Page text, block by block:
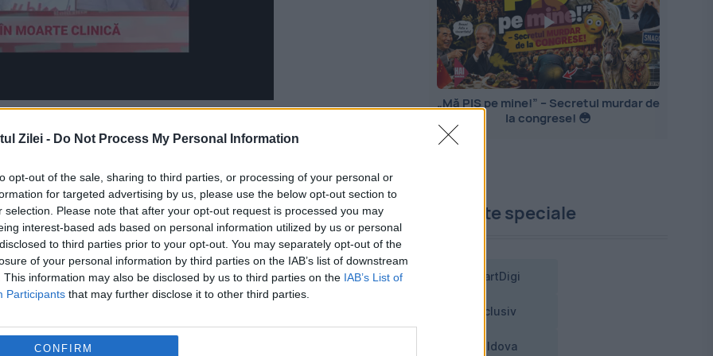
Zilei - Do Not Process My Personal Information
opt-out of the sale, sharing to third parties, or processing of your personal or
for targeted advertising by us, please use the below opt-out section to
selection. Please note that after your opt-out request is processed you may
interest-based ads based on personal information utilized by us or personal
to third parties prior to your opt-out. You may separately opt-out of the
of your personal information by third parties on the IAB’s list of downstream
This information may also be disclosed by us to third parties on the IAB’s List of
Participants that may further disclose it to other third parties.
CONFIRM
ce copii lor se joacă pe ipad-uri sau tătici
pe telefonul mobil.
„Mă PIȘ pe mine!” – Secretul murdar de
la congrese! 😳
Proiecte speciale
SmartDigi
Exclusiv
Moldova